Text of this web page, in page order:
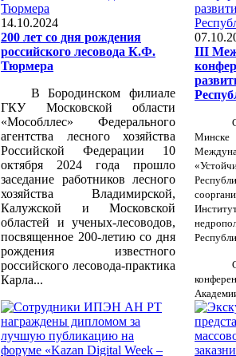
14.10.2024
200 лет со дня рождения
российского лесовода К.Ф.
Тюрмера
В Бородинском филиале
ГКУ Московской области
«Мособллес» Федерального
агентства лесного хозяйства
Российской Федерации 10
октября 2024 года прошло
заседание работников лесного
хозяйства Владимирской,
Калужской и Московской
областей и ученых-лесоводов,
посвященное 200-летию со дня
рождения известного
российского лесовода-практика
Карла...
III